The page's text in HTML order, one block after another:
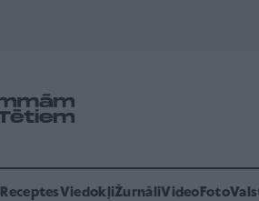
ReceptesViedokļiŽurnāliVideo Foto